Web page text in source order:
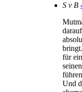
S v B
für
Und